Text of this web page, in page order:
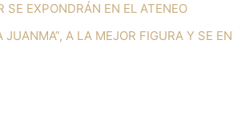
SE EXPONDRÁN EN EL ATENEO
A LA MEJOR FIGURA Y SE